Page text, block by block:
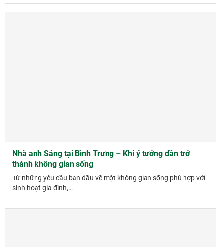
Nhà anh Sáng tại Bình Trưng – Khi ý tưởng dần trở
thành không gian sống
Từ những yêu cầu ban đầu về một không gian sống phù hợp với
sinh hoạt gia đình,…